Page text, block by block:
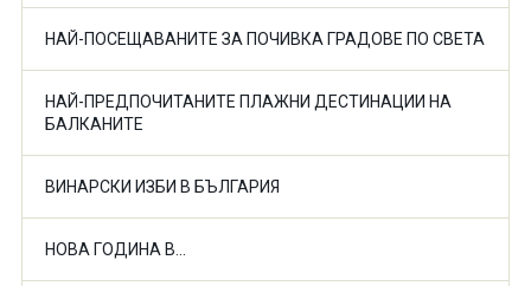
НАЙ-ПОСЕЩАВАНИТЕ ЗА ПОЧИВКА ГРАДОВЕ ПО СВЕТА
НАЙ-ПРЕДПОЧИТАНИТЕ ПЛАЖНИ ДЕСТИНАЦИИ НА
БАЛКАНИТЕ
ВИНАРСКИ ИЗБИ В БЪЛГАРИЯ
НОВА ГОДИНА В...